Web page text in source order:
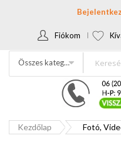
Fiókom
Összes kategória
Kezdőlap Fotó,